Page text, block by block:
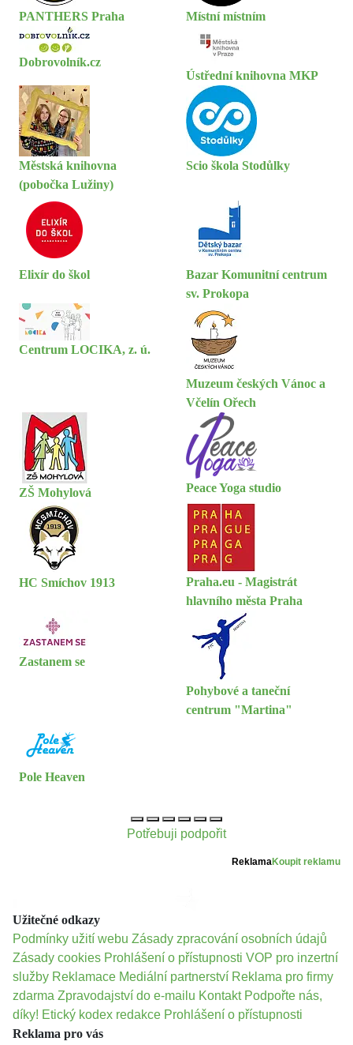
PANTHERS Praha Místní místním
Dobrovolník.cz
Ústřední knihovna MKP
Městská knihovna
(pobočka Lužiny)
Scio škola Stodůlky
Elixír do škol
Bazar Komunitní centrum
sv. Prokopa
Centrum LOCIKA, z. ú.
Muzeum českých Vánoc a
Včelín Ořech
ZŠ Mohylová Peace Yoga studio
HC Smíchov 1913
Praha.eu - Magistrát
hlavního města Praha
Zastanem se
Pohybové a taneční
centrum "Martina"
Pole Heaven
Potřebuji podpořit
ReklamaKoupit reklamu
Užitečné odkazy
Podmínky užití webu Zásady zpracování osobních údajů
Zásady cookies Prohlášení o přístupnosti VOP pro inzertní
služby Reklamace Mediální partnerství Reklama pro firmy
zdarma Zpravodajství do e-mailu Kontakt Podpořte nás,
díky! Etický kodex redakce Prohlášení o přístupnosti
Reklama pro vás